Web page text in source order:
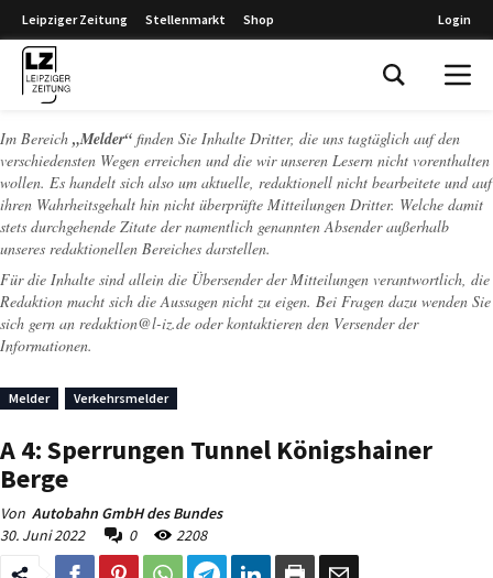
Leipziger Zeitung Stellenmarkt Shop Login
Im Bereich „Melder“ finden Sie Inhalte Dritter, die uns tagtäglich auf den
verschiedensten Wegen erreichen und die wir unseren Lesern nicht vorenthalten
wollen. Es handelt sich also um aktuelle, redaktionell nicht bearbeitete und auf
ihren Wahrheitsgehalt hin nicht überprüfte Mitteilungen Dritter. Welche damit
stets durchgehende Zitate der namentlich genannten Absender außerhalb
unseres redaktionellen Bereiches darstellen.
Für die Inhalte sind allein die Übersender der Mitteilungen verantwortlich, die
Redaktion macht sich die Aussagen nicht zu eigen. Bei Fragen dazu wenden Sie
sich gern an redaktion@l-iz.de oder kontaktieren den Versender der
Informationen.
Melder Verkehrsmelder
A 4: Sperrungen Tunnel Königshainer
Berge
Von Autobahn GmbH des Bundes
30. Juni 2022
0 2208